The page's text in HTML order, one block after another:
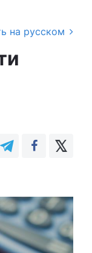
на русском